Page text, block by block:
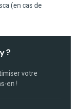
(en cas de
?
votre
en !